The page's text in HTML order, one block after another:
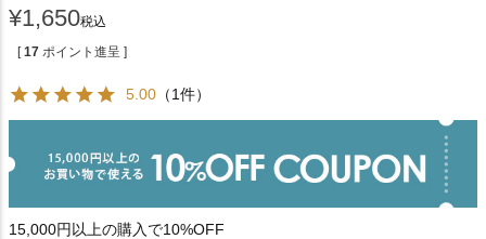
¥1,650税込
[ 17 ポイント進呈 ]
5.00 （1件）
15,000円以上の購入で10%OFF